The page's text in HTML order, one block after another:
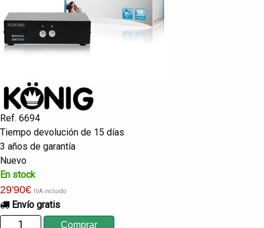
Ref. 6694
Tiempo devolución de 15 días
3 años de garantía
Nuevo
En stock
29'90€ IVA incluido
Envío gratis